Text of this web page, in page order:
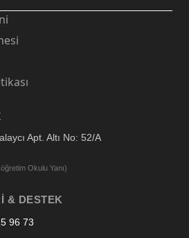
Apt. Altı No: 52/A
Okulu Yanı)
& DESTEK
96 73